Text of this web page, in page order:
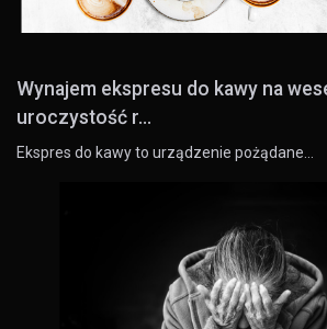
Wynajem ekspresu do kawy na
uroczystość r...
Ekspres do kawy to urządzenie pożądane…